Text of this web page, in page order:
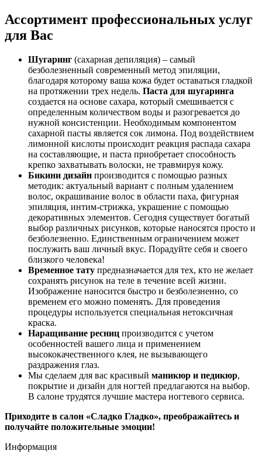
Ассортимент профессиональных услуг
для Вас
Шугаринг (сахарная депиляция) – самый
безболезненный современный метод эпиляции,
благодаря которому ваша кожа будет оставаться гладкой
на протяжении трех недель. Паста для шугаринга
создается на основе сахара, который смешивается с
определенным количеством воды и разогревается до
нужной консистенции. Необходимым компонентом
сахарной пасты является сок лимона. Под воздействием
лимонной кислоты происходит реакция распада сахара
на составляющие, и паста приобретает способность
крепко захватывать волоски, не травмируя кожу.
Бикини дизайн производится с помощью разных
методик: актуальный вариант с полным удалением
волос, окрашивание волос в области паха, фигурная
эпиляция, интим-стрижка, украшение с помощью
декоративных элементов. Сегодня существует богатый
выбор различных рисунков, которые наносятся просто и
безболезненно. Единственным ограничением может
послужить ваш личный вкус. Порадуйте себя и своего
близкого человека!
Временное тату предназначается для тех, кто не желает
сохранять рисунок на теле в течение всей жизни.
Изображение наносится быстро и безболезненно, со
временем его можно поменять. Для проведения
процедуры используется специальная нетоксичная
краска.
Наращивание ресниц производится с учетом
особенностей вашего лица и применением
высококачественного клея, не вызывающего
раздражения глаз.
Мы сделаем для вас красивый маникюр и педикюр,
покрытие и дизайн для ногтей предлагаются на выбор.
В салоне трудятся лучшие мастера ногтевого сервиса.
Приходите в салон «Сладко Гладко», преображайтесь и
получайте положительные эмоции!
Информация